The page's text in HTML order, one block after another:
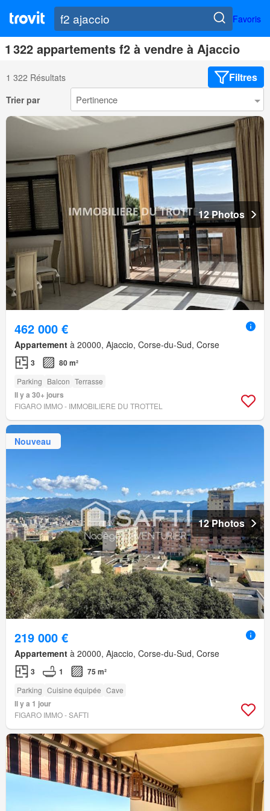
Favoris
1 322 appartements f2 à vendre à Ajaccio
1 322 Résultats Filtres
Trier par
12 Photos
462 000 €
Appartement à 20000, Ajaccio, Corse-du-Sud, Corse
3 80 m²
Parking Balcon Terrasse
Il y a 30+ jours
FIGARO IMMO - IMMOBILIERE DU TROTTEL
Nouveau
12 Photos
219 000 €
Appartement à 20000, Ajaccio, Corse-du-Sud, Corse
3 1 75 m²
Parking Cuisine équipée Cave
Il y a 1 jour
FIGARO IMMO - SAFTI